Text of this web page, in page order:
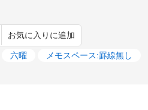
お気に入りに追加
六曜
メモスペース:罫線無し